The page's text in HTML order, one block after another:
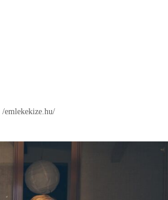
/emlekekize.hu/